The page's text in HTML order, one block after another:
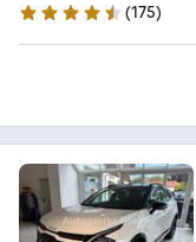
4.5 Sterne
(175)